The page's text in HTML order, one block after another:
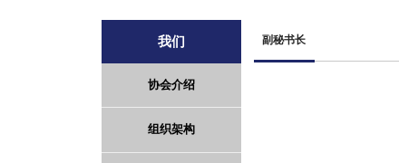
我们
协会介绍
组织架构
副秘书长